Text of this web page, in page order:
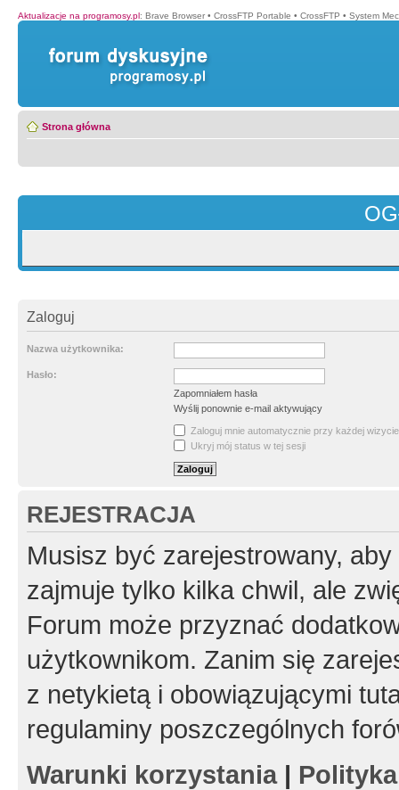
Aktualizacje na programosy.pl: Brave Browser • CrossFTP Portable • CrossFTP • System
Strona główna
Zaloguj
Nazwa użytkownika:
Hasło:
Zapomniałem hasła
Wyślij ponownie e-mail aktywujący
Zaloguj mnie automatycznie przy każdej wizycie
Ukryj mój status w tej sesji
REJESTRACJA
Musisz być zarejestrowany,
zajmuje tylko kilka chwil, ale
Forum może przyznać
użytkownikom. Zanim się
z netykietą i obowiązującymi
regulaminy poszczególnych
Warunki korzystania|